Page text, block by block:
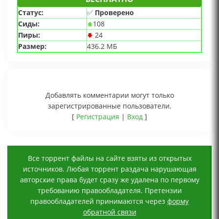
Статус: ✅ Проверено
Сиды:
108
Пиры:
24
Размер:
436.2 МБ
Добавлять комментарии могут только
зарегистрированные пользователи.
[ Регистрация | Вход ]
Все торрент файлы на сайте взяты из открытых
источников. Любая торрент раздача нарушающая
авторские права будет сразу же удалена по первому
требованию правообладателя. Претензии
правообладателей принимаются через форму
обратной связи